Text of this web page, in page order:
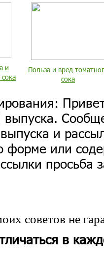
и
Польза и вред
сока
выпуска.
и
форме или
просьба
советов не
в